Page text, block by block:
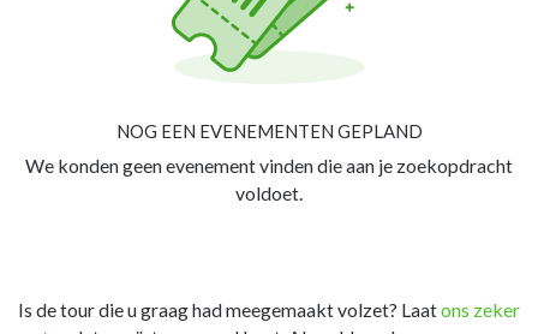
NOG EEN EVENEMENTEN GEPLAND
We konden geen evenement vinden die aan je zoekopdracht
voldoet.
Is de tour die u graag had meegemaakt volzet? Laatons zeker